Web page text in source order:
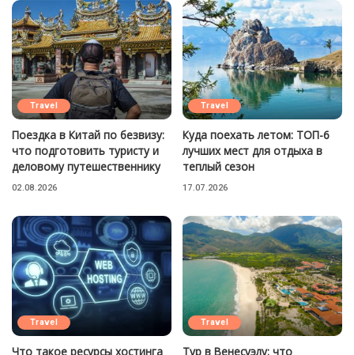
Travel
Поездка в Китай по безвизу:
что подготовить туристу и
деловому путешественнику
02.08.2026
Travel
Куда поехать летом: ТОП-6
лучших мест для отдыха в
теплый сезон
17.07.2026
Travel
Что такое ресурсы хостинга
Travel
Тур в Венесуэлу: что